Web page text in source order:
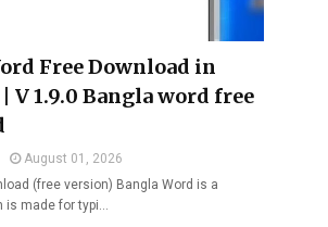
Free Download in
|| V 1.9.0 Bangla word free
August 01, 2026
(free version) Bangla Word is a
is made for typi…